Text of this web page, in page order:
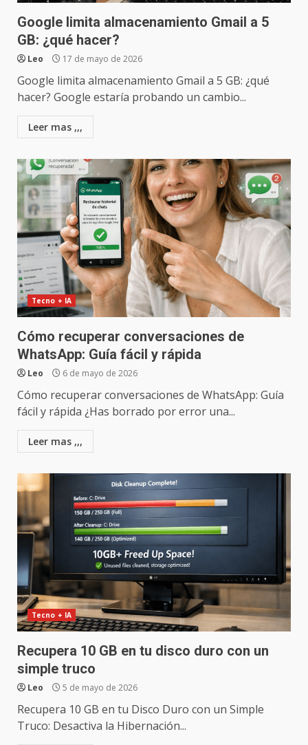
Google limita almacenamiento Gmail a 5
GB: ¿qué hacer?
Leo 17 de mayo de 2026
Google limita almacenamiento Gmail a 5 GB: ¿qué
hacer? Google estaría probando un cambio...
Leer mas ,,,
Tecno + IA
Cómo recuperar conversaciones de
WhatsApp: Guía fácil y rápida
Leo 6 de mayo de 2026
Cómo recuperar conversaciones de WhatsApp: Guía
fácil y rápida ¿Has borrado por error una...
Leer mas ,,,
Tecno + IA
Recupera 10 GB en tu disco duro con un
simple truco
Leo 5 de mayo de 2026
Recupera 10 GB en tu Disco Duro con un Simple
Truco: Desactiva la Hibernación...